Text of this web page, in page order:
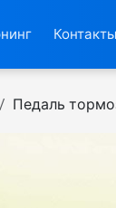
Контакты
Педаль